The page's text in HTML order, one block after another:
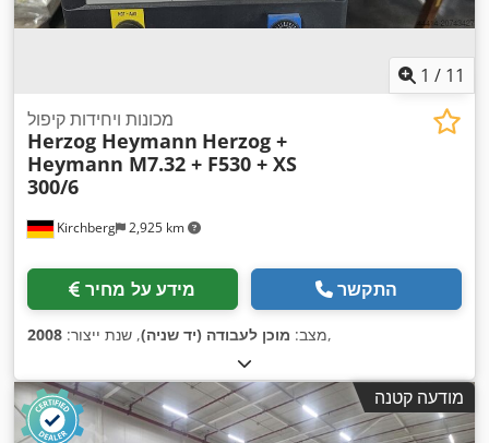
1 / 11
Kirchberg 2,925 km
מכונות ויחידות קיפול
Herzog Heymann Herzog +
Heymann M7.32 + F530 + XS
300/6
מידע על מחיר התקשר
מצב: מוכן לעבודה (יד שניה), שנת ייצור: 2008 ,
מודעה קטנה